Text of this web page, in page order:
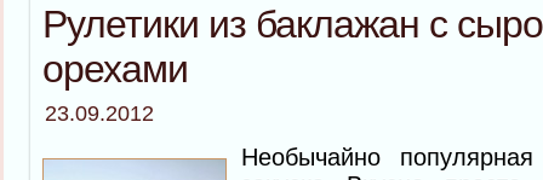
Рулетики из баклажан с
орехами
23.09.2012
Необычайно